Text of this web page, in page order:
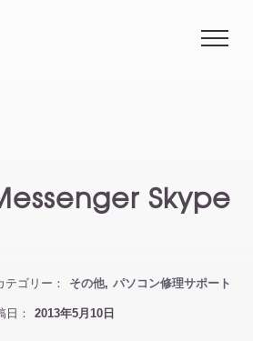
Skype
テゴリー： その他, パソコン修理サポート
日： 2013年5月10日